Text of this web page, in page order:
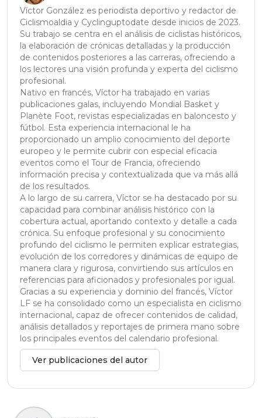
Víctor González es periodista deportivo y redactor de
Ciclismoaldia y Cyclinguptodate desde inicios de 2023.
Su trabajo se centra en el análisis de ciclistas históricos,
la elaboración de crónicas detalladas y la producción
de contenidos posteriores a las carreras, ofreciendo a
los lectores una visión profunda y experta del ciclismo
profesional.
Nativo en francés, Víctor ha trabajado en varias
publicaciones galas, incluyendo Mondial Basket y
Planète Foot, revistas especializadas en baloncesto y
fútbol. Esta experiencia internacional le ha
proporcionado un amplio conocimiento del deporte
europeo y le permite cubrir con especial eficacia
eventos como el Tour de Francia, ofreciendo
información precisa y contextualizada que va más allá
de los resultados.
A lo largo de su carrera, Víctor se ha destacado por su
capacidad para combinar análisis histórico con la
cobertura actual, aportando contexto y detalle a cada
crónica. Su enfoque profesional y su conocimiento
profundo del ciclismo le permiten explicar estrategias,
evolución de los corredores y dinámicas de equipo de
manera clara y rigurosa, convirtiendo sus artículos en
referencias para aficionados y profesionales por igual.
Gracias a su experiencia y dominio del francés, Víctor
LF se ha consolidado como un especialista en ciclismo
internacional, capaz de ofrecer contenidos de calidad,
análisis detallados y reportajes de primera mano sobre
los principales eventos del calendario profesional.
Ver publicaciones del autor